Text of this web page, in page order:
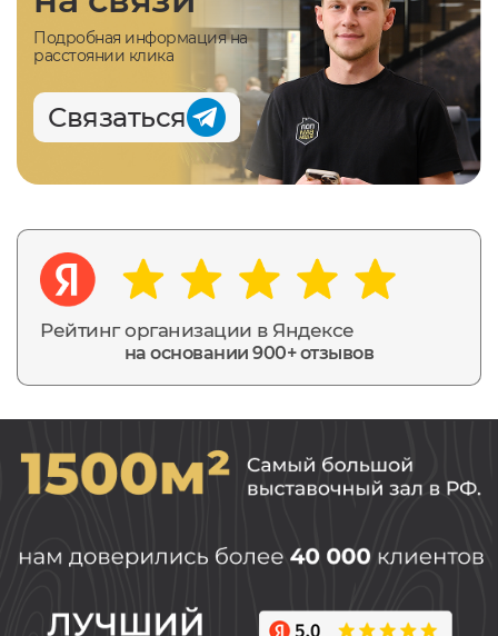
Рейтинг организации в Яндексе
на основании 900+ отзывов
Подробная информация на
расстоянии клика
Связаться